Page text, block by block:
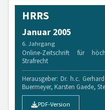
HRRS
Januar 2005
6. Jahrgang
Online-Zeitschrift für
Strafrecht
Herausgeber: Dr. h.c.
Buermeyer, Karsten Gaede,
PDF-Version